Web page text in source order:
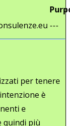
---
per tenere
è
e
quindi più